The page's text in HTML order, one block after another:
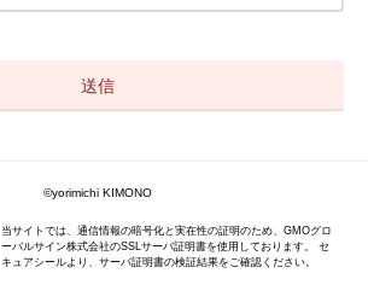
©yorimichi KIMONO
当サイトでは、通信情報の暗号化と実在性の証明のため、GMOグロ
ーバルサイン株式会社のSSLサーバ証明書を使用しております。 セ
キュアシールより、サーバ証明書の検証結果をご確認ください。